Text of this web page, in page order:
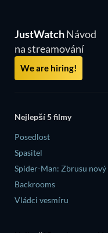
JustWatchNávod
na streamování
We are hiring!
Nejlepší 5 filmy
Posedlost
Spasitel
Spider-Man: Zbrusu nový
Backrooms
Vládci vesmíru